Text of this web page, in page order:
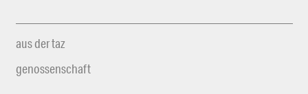
aus der taz
genossenschaft